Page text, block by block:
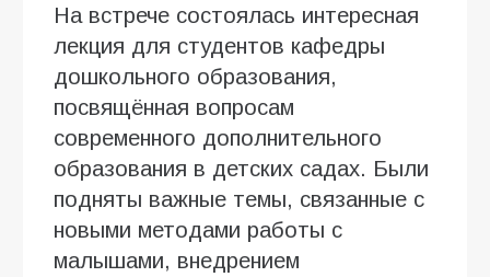
На встрече состоялась интересная
лекция для студентов кафедры
дошкольного образования,
посвящённая вопросам
современного дополнительного
образования в детских садах. Были
подняты важные темы, связанные с
новыми методами работы с
малышами, внедрением